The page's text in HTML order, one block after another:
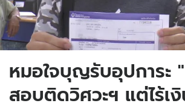
หมอใจบุญรับอุปการะ
สอบติดวิศวะฯ แต่ไร้เ